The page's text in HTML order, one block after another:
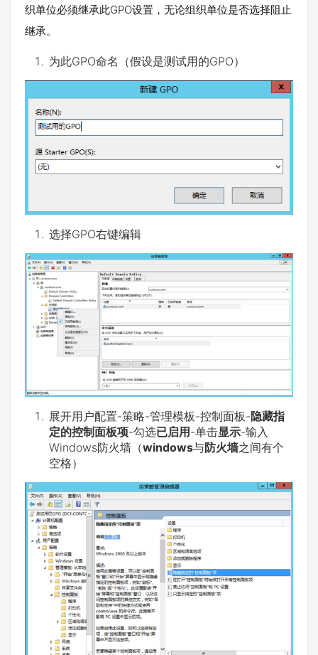
织单位必须继承此GPO设置，无论组织单位是否选择阻止
继承。
为此GPO命名（假设是测试用的GPO）
选择GPO右键编辑
展开用户配置-策略-管理模板-控制面板-隐藏指
定的控制面板项-勾选已启用-单击显示-输入
Windows防火墙（windows与防火墙之间有个
空格）